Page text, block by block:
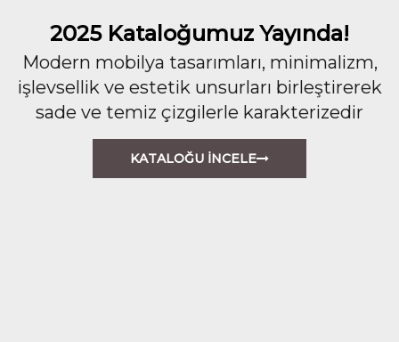
2025 Kataloğumuz Yayında!
Modern mobilya tasarımları, minimalizm,
işlevsellik ve estetik unsurları birleştirerek
sade ve temiz çizgilerle karakterizedir
KATALOĞU İNCELE